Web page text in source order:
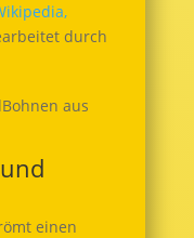
durch
einen